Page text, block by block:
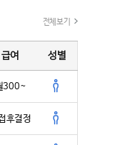
, 자존심이 상했
제는 세대도, 기
서 수련하고 싶다
전체보기
급여 성별
300~
후결정